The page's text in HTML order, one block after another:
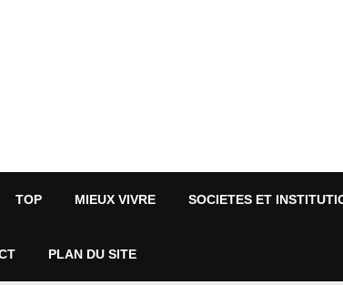
TOP MIEUX VIVRE SOCIETES ET
PLAN DU SITE